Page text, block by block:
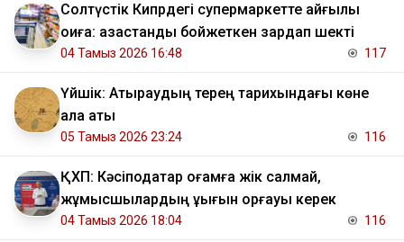
Солтүстік Кипрдегі супермаркетте қайғылы
оқиға: қазақстандық бойжеткен зардап шекті
04 Тамыз 2026 16:48 117
Үйшік: Атыраудың терең тарихындағы көне
қала аты
05 Тамыз 2026 23:24 116
ҚХП: Кәсіподақтар қоғамға жік салмай,
жұмысшылардың құқығын қорғауы керек
04 Тамыз 2026 18:04 116